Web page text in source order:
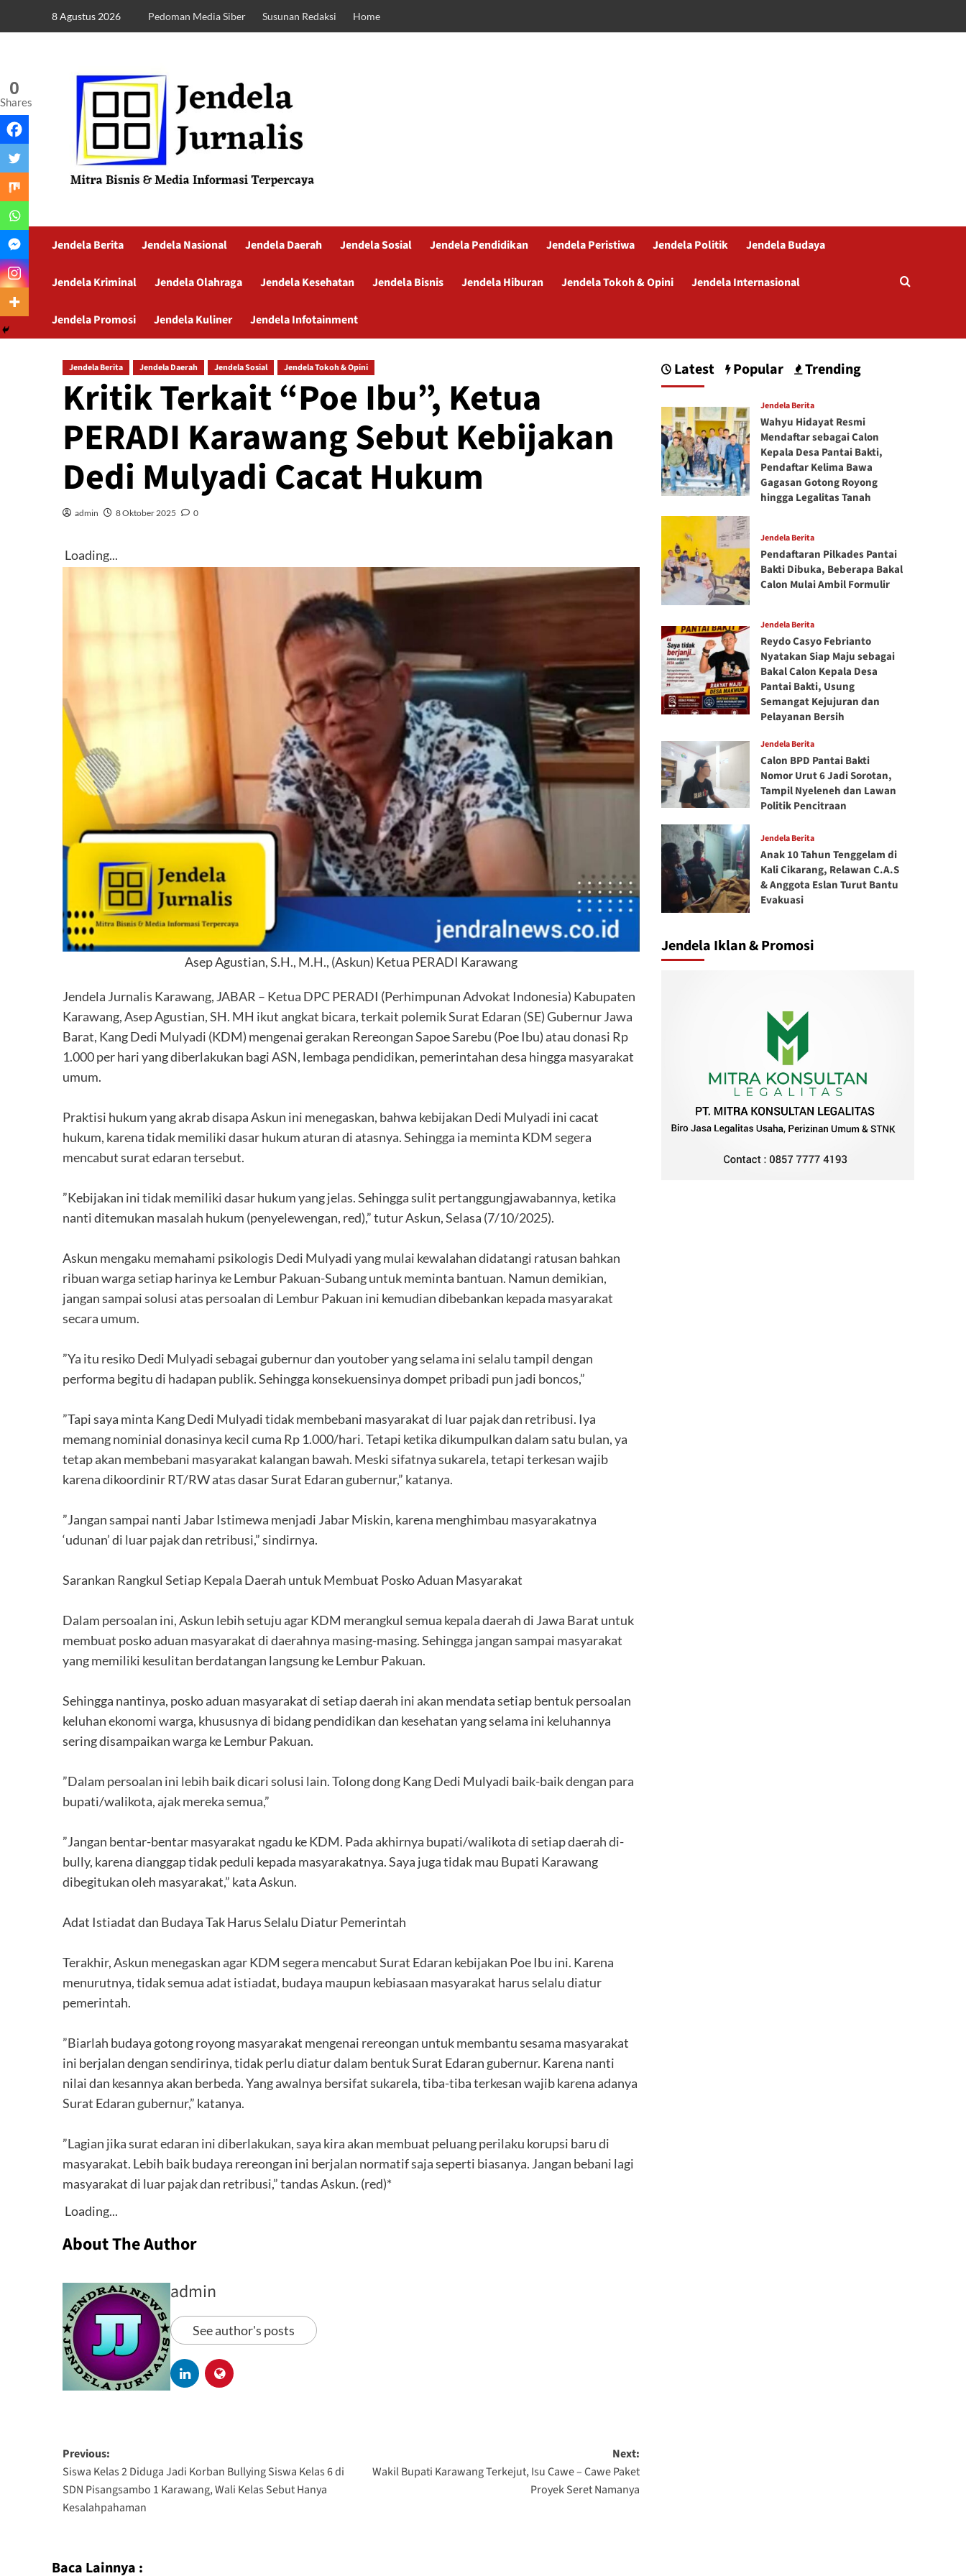
8 Agustus 2026 Pedoman Media Siber Susunan Redaksi Home
Jendela Berita Jendela Nasional Jendela Daerah Jendela Sosial Jendela Pendidikan Jendela Peristiwa Jendela Politik Jendela Budaya
Jendela Kriminal Jendela Olahraga Jendela Kesehatan Jendela Bisnis Jendela Hiburan Jendela Tokoh & Opini Jendela Internasional
Jendela Promosi Jendela Kuliner Jendela Infotainment
Jendela Berita Jendela Daerah Jendela Sosial Jendela Tokoh & Opini
Kritik Terkait “Poe Ibu”, Ketua
PERADI Karawang Sebut Kebijakan
Dedi Mulyadi Cacat Hukum
admin 8 Oktober 2025 0
Loading...
Asep Agustian, S.H., M.H., (Askun) Ketua PERADI Karawang
Jendela Jurnalis Karawang, JABAR – Ketua DPC PERADI (Perhimpunan Advokat Indonesia) Kabupaten
Karawang, Asep Agustian, SH. MH ikut angkat bicara, terkait polemik Surat Edaran (SE) Gubernur Jawa
Barat, Kang Dedi Mulyadi (KDM) mengenai gerakan Rereongan Sapoe Sarebu (Poe Ibu) atau donasi Rp
1.000 per hari yang diberlakukan bagi ASN, lembaga pendidikan, pemerintahan desa hingga masyarakat
umum.
‎Praktisi hukum yang akrab disapa Askun ini menegaskan, bahwa kebijakan Dedi Mulyadi ini cacat
hukum, karena tidak memiliki dasar hukum aturan di atasnya. Sehingga ia meminta KDM segera
mencabut surat edaran tersebut.
‎”Kebijakan ini tidak memiliki dasar hukum yang jelas. Sehingga sulit pertanggungjawabannya, ketika
nanti ditemukan masalah hukum (penyelewengan, red),” tutur Askun, Selasa (7/10/2025).
‎Askun mengaku memahami psikologis Dedi Mulyadi yang mulai kewalahan didatangi ratusan bahkan
ribuan warga setiap harinya ke Lembur Pakuan-Subang untuk meminta bantuan. Namun demikian,
jangan sampai solusi atas persoalan di Lembur Pakuan ini kemudian dibebankan kepada masyarakat
secara umum.
‎”Ya itu resiko Dedi Mulyadi sebagai gubernur dan youtober yang selama ini selalu tampil dengan
performa begitu di hadapan publik. Sehingga konsekuensinya dompet pribadi pun jadi boncos,”
‎”Tapi saya minta Kang Dedi Mulyadi tidak membebani masyarakat di luar pajak dan retribusi. Iya
memang nominial donasinya kecil cuma Rp 1.000/hari. Tetapi ketika dikumpulkan dalam satu bulan, ya
tetap akan membebani masyarakat kalangan bawah. Meski sifatnya sukarela, tetapi terkesan wajib
karena dikoordinir RT/RW atas dasar Surat Edaran gubernur,” katanya.
‎”Jangan sampai nanti Jabar Istimewa menjadi Jabar Miskin, karena menghimbau masyarakatnya
‘udunan’ di luar pajak dan retribusi,” sindirnya.
‎Sarankan Rangkul Setiap Kepala Daerah untuk Membuat Posko Aduan Masyarakat
‎Dalam persoalan ini, Askun lebih setuju agar KDM merangkul semua kepala daerah di Jawa Barat untuk
membuat posko aduan masyarakat di daerahnya masing-masing. Sehingga jangan sampai masyarakat
yang memiliki kesulitan berdatangan langsung ke Lembur Pakuan.
‎Sehingga nantinya, posko aduan masyarakat di setiap daerah ini akan mendata setiap bentuk persoalan
keluhan ekonomi warga, khususnya di bidang pendidikan dan kesehatan yang selama ini keluhannya
sering disampaikan warga ke Lembur Pakuan.
‎”Dalam persoalan ini lebih baik dicari solusi lain. Tolong dong Kang Dedi Mulyadi baik-baik dengan para
bupati/walikota, ajak mereka semua,”
‎”Jangan bentar-bentar masyarakat ngadu ke KDM. Pada akhirnya bupati/walikota di setiap daerah di-
bully, karena dianggap tidak peduli kepada masyarakatnya. Saya juga tidak mau Bupati Karawang
dibegitukan oleh masyarakat,” kata Askun.
‎Adat Istiadat dan Budaya Tak Harus Selalu Diatur Pemerintah
‎Terakhir, Askun menegaskan agar KDM segera mencabut Surat Edaran kebijakan Poe Ibu ini. Karena
menurutnya, tidak semua adat istiadat, budaya maupun kebiasaan masyarakat harus selalu diatur
pemerintah.
‎”Biarlah budaya gotong royong masyarakat mengenai rereongan untuk membantu sesama masyarakat
ini berjalan dengan sendirinya, tidak perlu diatur dalam bentuk Surat Edaran gubernur. Karena nanti
nilai dan kesannya akan berbeda. Yang awalnya bersifat sukarela, tiba-tiba terkesan wajib karena adanya
Surat Edaran gubernur,” katanya.
‎”Lagian jika surat edaran ini diberlakukan, saya kira akan membuat peluang perilaku korupsi baru di
masyarakat. Lebih baik budaya rereongan ini berjalan normatif saja seperti biasanya. Jangan bebani lagi
masyarakat di luar pajak dan retribusi,” tandas Askun. (red)*
Loading...
About The Author
admin
See author's posts
0
Shares
Previous:
Siswa Kelas 2 Diduga Jadi Korban Bullying Siswa Kelas 6 di
SDN Pisangsambo 1 Karawang, Wali Kelas Sebut Hanya
Kesalahpahaman‎
Next:
Wakil Bupati Karawang Terkejut, Isu Cawe – Cawe Paket
Proyek Seret Namanya
Baca Lainnya :
Latest Popular Trending
Jendela Berita
Wahyu Hidayat Resmi
Mendaftar sebagai Calon
Kepala Desa Pantai Bakti,
Pendaftar Kelima Bawa
Gagasan Gotong Royong
hingga Legalitas Tanah
Jendela Berita
Pendaftaran Pilkades Pantai
Bakti Dibuka, Beberapa Bakal
Calon Mulai Ambil Formulir
Jendela Berita
Reydo Casyo Febrianto
Nyatakan Siap Maju sebagai
Bakal Calon Kepala Desa
Pantai Bakti, Usung
Semangat Kejujuran dan
Pelayanan Bersih
Jendela Berita
Calon BPD Pantai Bakti
Nomor Urut 6 Jadi Sorotan,
Tampil Nyeleneh dan Lawan
Politik Pencitraan
Jendela Berita
Anak 10 Tahun Tenggelam di
Kali Cikarang, Relawan C.A.S
& Anggota Eslan Turut Bantu
Evakuasi
Jendela Iklan & Promosi